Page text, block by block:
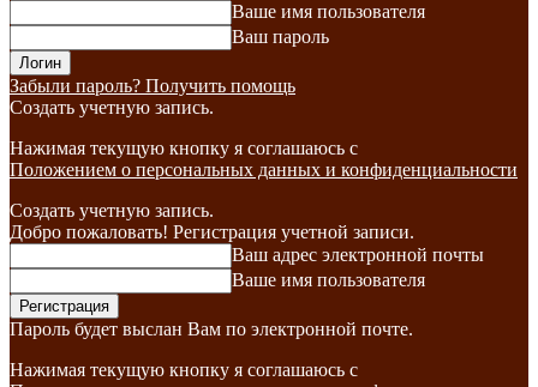
Ваше имя пользователя
Ваш пароль
Забыли пароль? Получить помощь
Создать учетную запись.
Нажимая текущую кнопку я соглашаюсь с
Положением о персональных данных и конфиденциальности
Создать учетную запись.
Добро пожаловать! Регистрация учетной записи.
Ваш адрес электронной почты
Ваше имя пользователя
Пароль будет выслан Вам по электронной почте.
Нажимая текущую кнопку я соглашаюсь с